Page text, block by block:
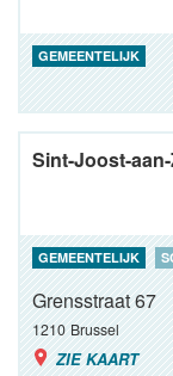
GEMEENTELIJK
Sint-Joost-
GEMEENTELIJK
Grensstraat 67
1210 Brussel
ZIE KAART